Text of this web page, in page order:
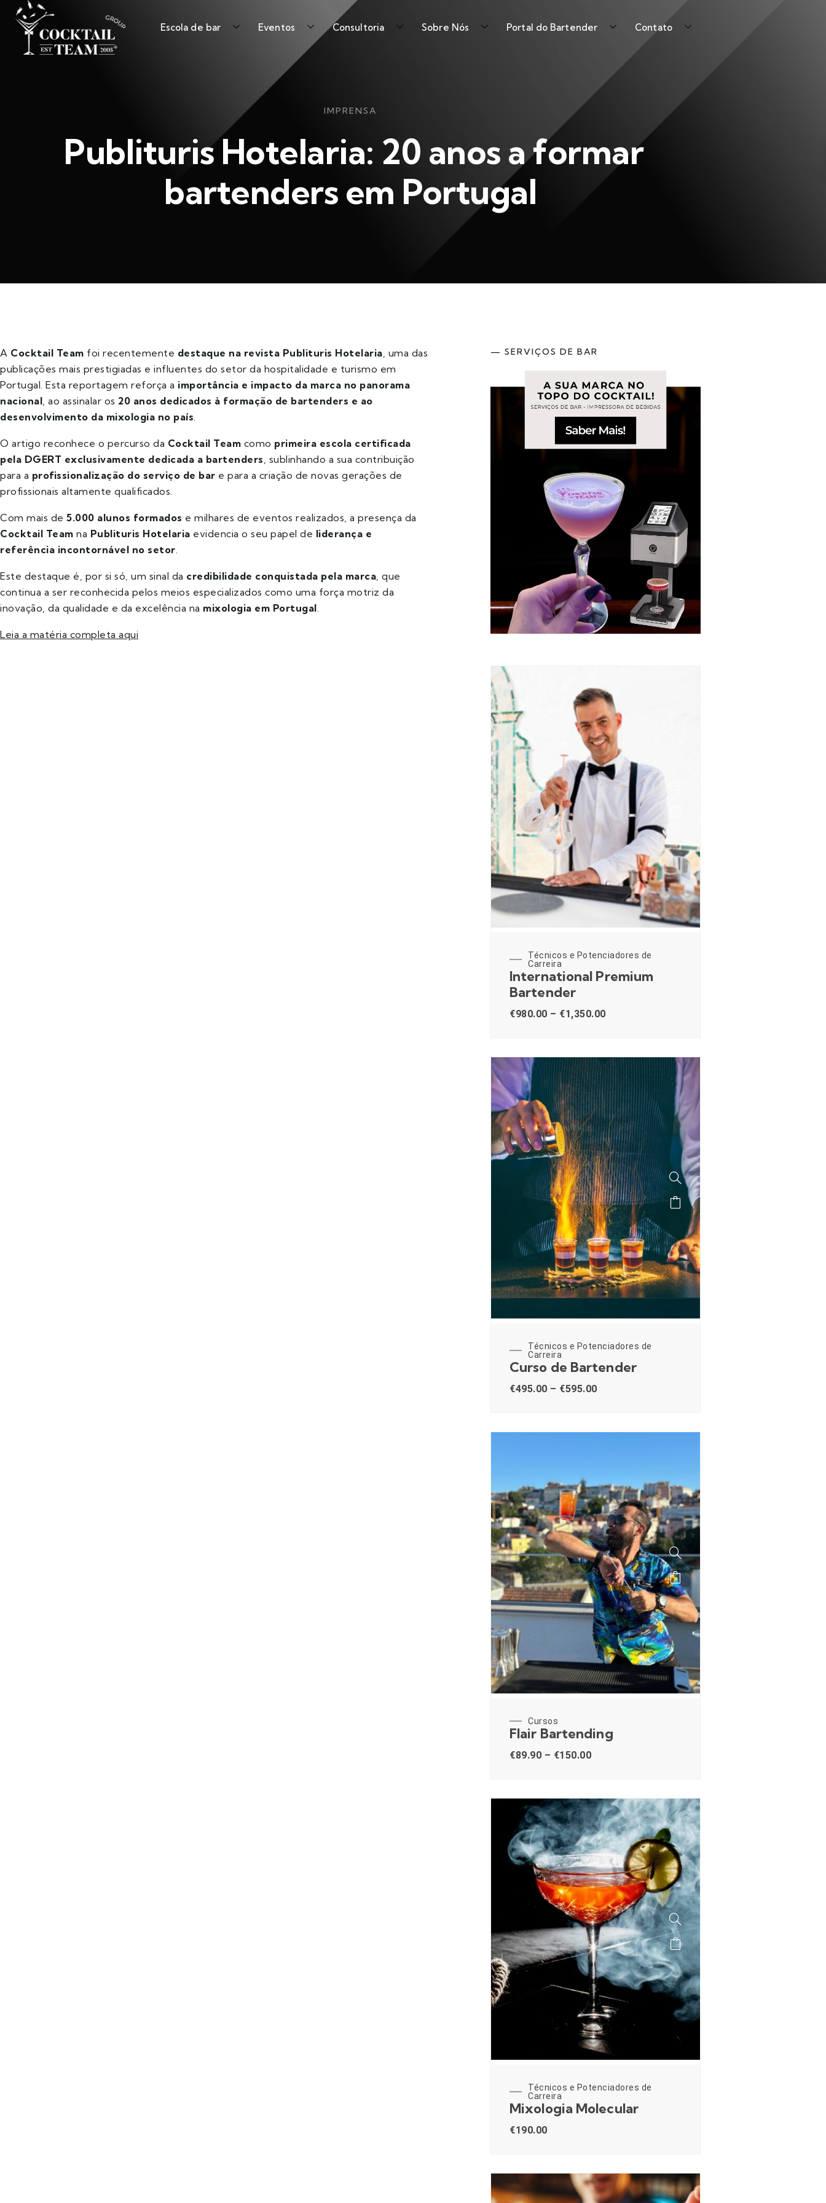
Escola de bar Eventos Consultoria Sobre Nós Portal do Bartender Contato
IMPRENSA
Publituris Hotelaria: 20 anos a formar
bartenders em Portugal
A Cocktail Team foi recentemente destaque na revista Publituris Hotelaria, uma das
publicações mais prestigiadas e influentes do setor da hospitalidade e turismo em
Portugal. Esta reportagem reforça a importância e impacto da marca no panorama
nacional, ao assinalar os 20 anos dedicados à formação de bartenders e ao
desenvolvimento da mixologia no país.
O artigo reconhece o percurso da Cocktail Team como primeira escola certificada
pela DGERT exclusivamente dedicada a bartenders, sublinhando a sua contribuição
para a profissionalização do serviço de bar e para a criação de novas gerações de
profissionais altamente qualificados.
Com mais de 5.000 alunos formados e milhares de eventos realizados, a presença da
Cocktail Team na Publituris Hotelaria evidencia o seu papel de liderança e
referência incontornável no setor.
Este destaque é, por si só, um sinal da credibilidade conquistada pela marca, que
continua a ser reconhecida pelos meios especializados como uma força motriz da
inovação, da qualidade e da excelência na mixologia em Portugal.
Leia a matéria completa aqui
— SERVIÇOS DE BAR
Técnicos e Potenciadores de
Carreira
International Premium
Bartender
€980.00 – €1,350.00
Técnicos e Potenciadores de
Carreira
Curso de Bartender
€495.00 – €595.00
Cursos
Flair Bartending
€89.90 – €150.00
Técnicos e Potenciadores de
Carreira
Mixologia Molecular
€190.00